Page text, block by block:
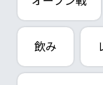
飲み